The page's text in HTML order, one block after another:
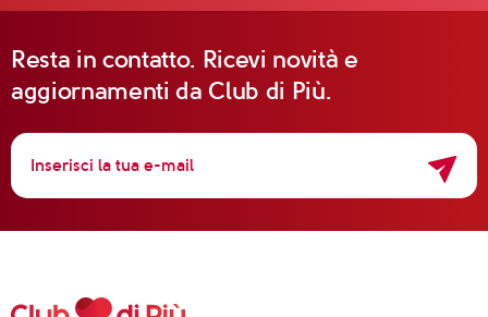
Resta in contatto. Ricevi novità e
aggiornamenti da Club di Più.